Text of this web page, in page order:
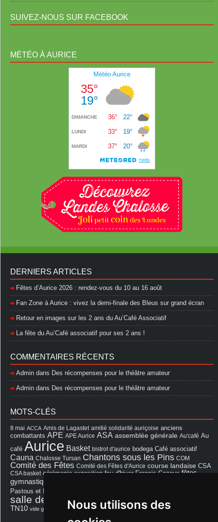
Nous utilisons des
SUIVEZ-NOUS SUR FACEBOOK
MÉTÉO À AURICE
DERNIERS ARTICLES
Fêtes d’Aurice 2026 : rendez-vous du 10 au 16 août
Fan Zone à Aurice : vivez la demi-finale des Bleus sur grand écran
Retour en images sur les 2 ans du Au’Café Associatif
La fête du Au’Café associatif pour ses 2 ans !
COMMENTAIRES RÉCENTS
Admin dans Des récompenses pour le théâtre amateur
Admin dans Des récompenses pour le théâtre amateur
MOTS-CLÉS
8 mai ACCA Amis de Lagastet amitié solidarité auriçoise anciens
combattants APE APE Aurice ASA assemblée générale Au'café Au
café Aurice Basket bistrot d'aurice bodega Café associatif
Cauna Chalosse Tursan Chantons sous les Pins COM
Comité des Fêtes Comité des Fêtes d'Aurice course landaise CSA
CSA basket cérémonie exposition feu d'hiver Francis Cazaux fêtes
gymnastique volontaire
Pastous et Pastourettes
salle des fêtes salle des fêtes d'aurice Souprosse
TN10 vide grenier Voeux école